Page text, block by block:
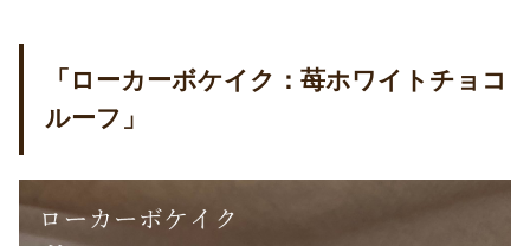
「ローカーボケイク：苺ホワイトチョコ
ルーフ」